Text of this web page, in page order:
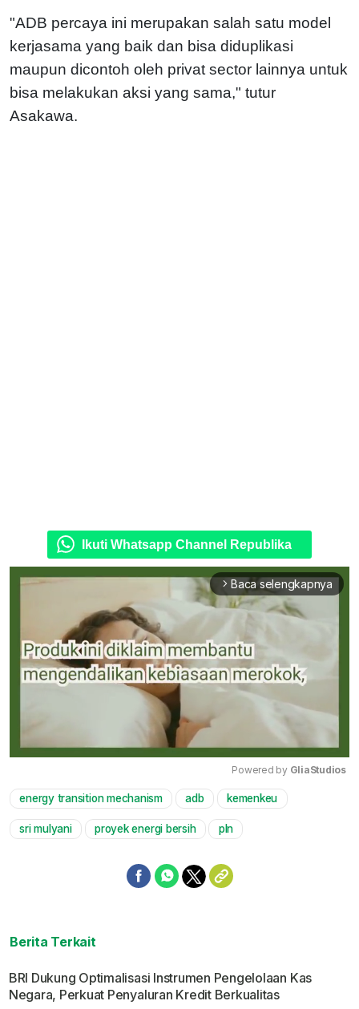
"ADB percaya ini merupakan salah satu model
kerjasama yang baik dan bisa diduplikasi
maupun dicontoh oleh privat sector lainnya untuk
bisa melakukan aksi yang sama," tutur
Asakawa.
Ikuti Whatsapp Channel Republika
arrow_forward_ios Baca selengkapnya
Powered by GliaStudios
energy transition mechanism adb kemenkeu
sri mulyani proyek energi bersih pln
Berita Terkait
BRI Dukung Optimalisasi Instrumen Pengelolaan Kas
Negara, Perkuat Penyaluran Kredit Berkualitas